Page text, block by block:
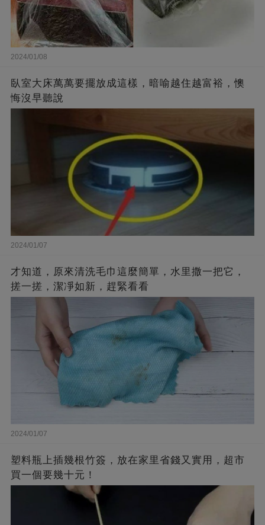
2024/01/08
臥室大床萬萬要擺放成這樣，暗喻越住越富裕，懊
悔沒早聽說
2024/01/07
才知道，原來清洗毛巾這麼簡單，水里撒一把它，
搓一搓，潔凈如新，趕緊看看
2024/01/07
塑料瓶上插幾根竹簽，放在家里省錢又實用，超市
買一個要幾十元！